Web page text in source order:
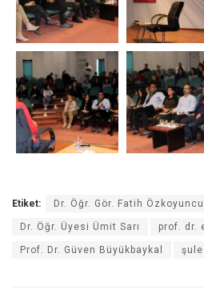
Etiket: Dr. Öğr. Gör. Fatih Özkoyuncu
Dr. Öğr. Üyesi Ümit Sarı prof. dr.
Prof. Dr. Güven Büyükbaykal şule